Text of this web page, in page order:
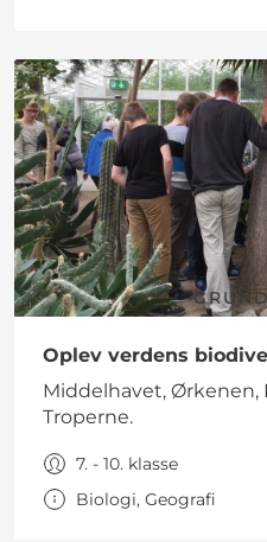
Oplev verdens
Middelhavet, Ørkenen,
Troperne.
7. - 10. klasse
Biologi, Geografi